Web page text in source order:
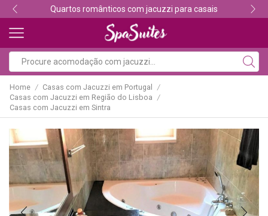
Descubra os melhores alojamentos com jacuzzi
Home / Casas com Jacuzzi em Portugal /
Casas com Jacuzzi em Região do Lisboa /
Casas com Jacuzzi em Sintra